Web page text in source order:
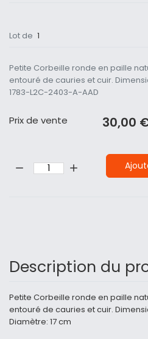
Lot de 1
Petite Corbeille ronde en paille
entouré de cauries et cuir.
1783-L2C-2403-A-AAD
Prix ​​de vente 30,00
Description du
Petite Corbeille ronde en paille
entouré de cauries et cuir.
Diamètre: 17 cm